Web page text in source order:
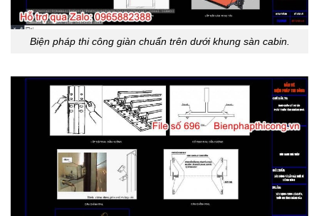
Biện pháp thi công giàn chuẩn trên dưới khung sàn cabin.